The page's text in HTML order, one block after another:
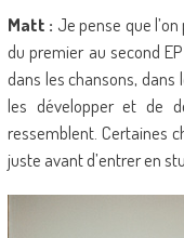
Matt : Je pense que
du premier au second
dans les chansons, dans
les développer et de
ressemblent. Certaines
juste avant d’entrer en